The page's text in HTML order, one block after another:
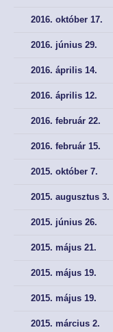
2016. október 17.
2016. június 29.
2016. április 14.
2016. április 12.
2016. február 22.
2016. február 15.
2015. október 7.
2015. augusztus 3.
2015. június 26.
2015. május 21.
2015. május 19.
2015. május 19.
2015. március 2.